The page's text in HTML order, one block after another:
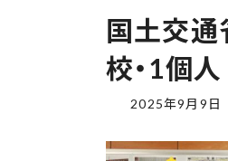
国土交通
校・1個人
2025年9月9日